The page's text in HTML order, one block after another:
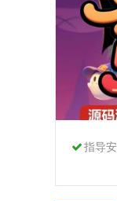
指导